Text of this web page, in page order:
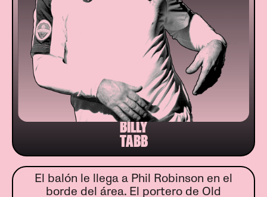
BILLY
TABB
El balón le llega a Phil Robinson en el
borde del área. El portero de Old